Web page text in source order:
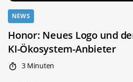
NEWS
Honor: Neues Logo und
KI-Ökosystem-Anbieter
3 Minuten